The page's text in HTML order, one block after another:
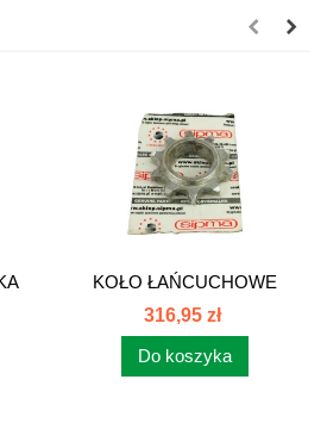
KOŁO ŁAŃCUCHOWE
DO NAPINACZA...
316,95 zł
Do koszyka